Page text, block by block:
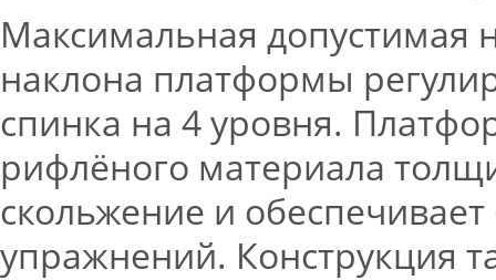
Максимальная допустимая
наклона платформы
спинка на 4 уровня.
рифлёного материала
скольжение и
упражнений. Конструкция